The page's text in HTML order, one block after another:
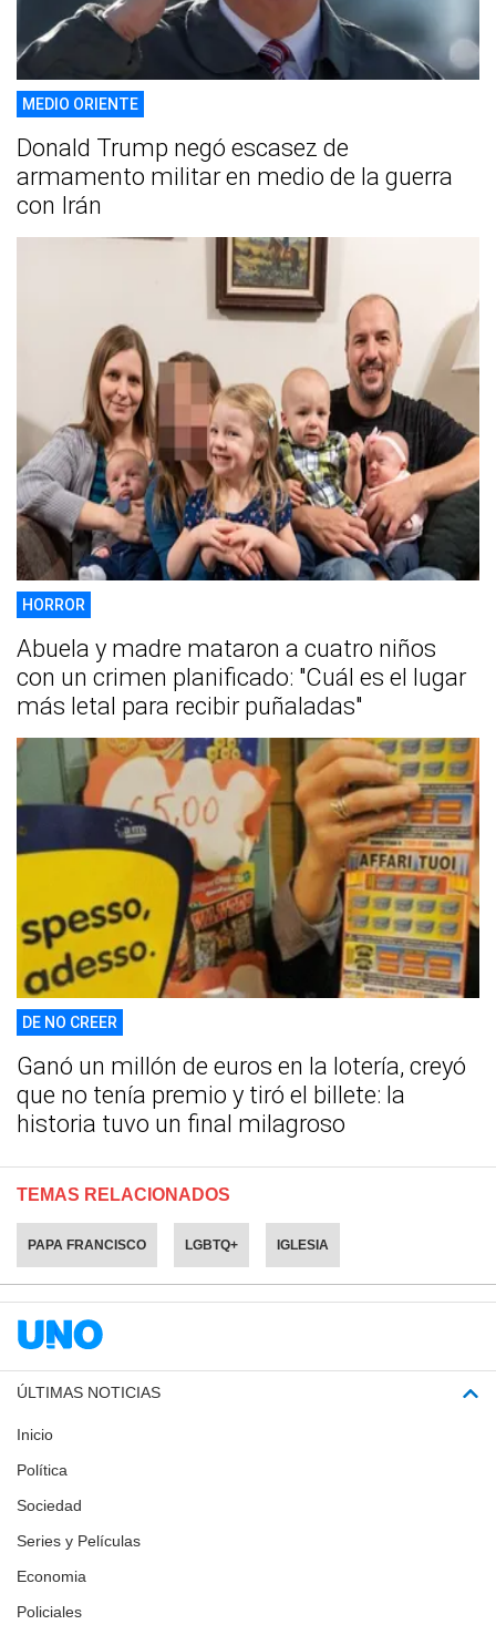
MEDIO ORIENTE
Donald Trump negó escasez de
armamento militar en medio de la guerra
con Irán
HORROR
Abuela y madre mataron a cuatro niños
con un crimen planificado: "Cuál es el lugar
más letal para recibir puñaladas"
DE NO CREER
Ganó un millón de euros en la lotería, creyó
que no tenía premio y tiró el billete: la
historia tuvo un final milagroso
TEMAS RELACIONADOS
PAPA FRANCISCO LGBTQ+ IGLESIA
ÚLTIMAS NOTICIAS
Inicio
Política
Sociedad
Series y Películas
Economia
Policiales